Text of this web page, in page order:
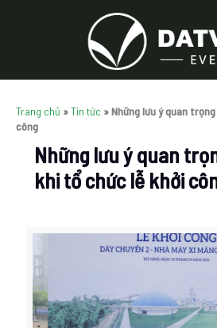
Trang chủ »Tin tức »Những lưu ý quan
công
Những lưu ý quan
khi tổ chức lễ khởi